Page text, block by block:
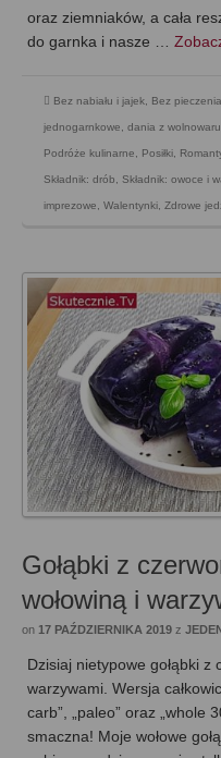
oraz ziemniaków, a cała
do garnka i nasze …
Bez nabiału i jajek Bez pieczenia
jednogarnkowe dania z wolnowaru
Podróże kulinarne Posiłki
Składnik: drób Składnik: owoce i
imprezowe Walentynki Zdrowe
Gołąbki z
wołowiną i
on 17 PAŹDZIERNIKA 2019 z
Dzisiaj nietypowe gołąbki z
warzywami. Wersja
carb”, „paleo” oraz „whole
smaczna! Moje wołowe